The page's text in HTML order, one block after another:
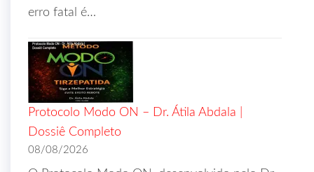
erro fatal é…
Protocolo Modo ON – Dr. Átila Abdala |
Dossiê Completo
08/08/2026